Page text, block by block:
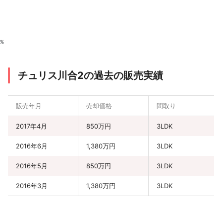
%
チュリス川合2の過去の販売実績
販売年月 売却価格 間取り
2017年4月 850万円 3LDK
2016年6月 1,380万円 3LDK
2016年5月 850万円 3LDK
2016年3月 1,380万円 3LDK